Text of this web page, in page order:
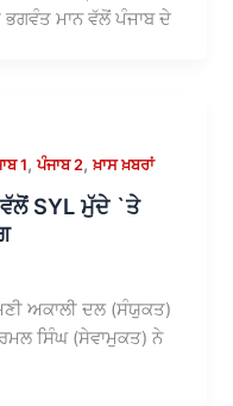
ਮਾਨ ਵੱਲੋਂ ਪੰਜਾਬ ਦੇ
1,ਪੰਜਾਬ 2,ਖ਼ਾਸ ਖ਼ਬਰਾਂ
SYL ਮੁੱਦੇ `ਤੇ
ਅਕਾਲੀ ਦਲ (ਸੰਯੁਕਤ)
ਸਿੰਘ (ਸੇਵਾਮੁਕਤ) ਨੇ